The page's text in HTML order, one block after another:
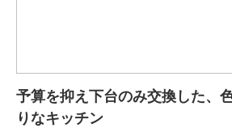
予算を抑え下台のみ交換した、
りなキッチン